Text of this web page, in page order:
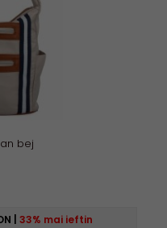
bej
33% mai ieftin